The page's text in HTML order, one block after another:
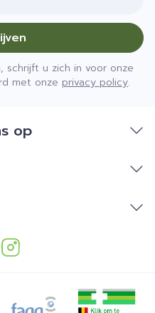
schrijft u zich in voor onze
met onze privacy policy.
op